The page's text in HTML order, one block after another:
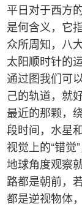
平日对于西方
是何含义，它
众所周知，八
太阳顺时针的
通过图我们可
己的轨道，就
最近的那颗，
段时间，水星
视觉上的“错觉
地球角度观察
路都是朝前，
都是逆视物体